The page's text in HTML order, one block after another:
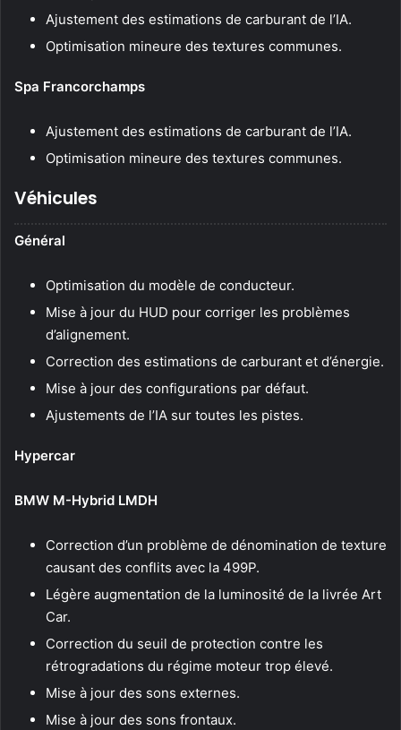
Ajustement des estimations de carburant de l’IA.
Optimisation mineure des textures communes.
Spa Francorchamps
Ajustement des estimations de carburant de l’IA.
Optimisation mineure des textures communes.
Véhicules
Général
Optimisation du modèle de conducteur.
Mise à jour du HUD pour corriger les problèmes
d’alignement.
Correction des estimations de carburant et d’énergie.
Mise à jour des configurations par défaut.
Ajustements de l’IA sur toutes les pistes.
Hypercar
BMW M-Hybrid LMDH
Correction d’un problème de dénomination de texture
causant des conflits avec la 499P.
Légère augmentation de la luminosité de la livrée Art
Car.
Correction du seuil de protection contre les
rétrogradations du régime moteur trop élevé.
Mise à jour des sons externes.
Mise à jour des sons frontaux.